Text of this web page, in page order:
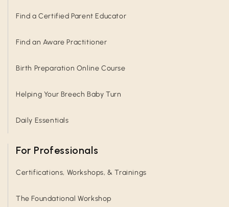
Find a Certified Parent Educator
Find an Aware Practitioner
Birth Preparation Online Course
Helping Your Breech Baby Turn
Daily Essentials
For Professionals
Certifications, Workshops, & Trainings
The Foundational Workshop